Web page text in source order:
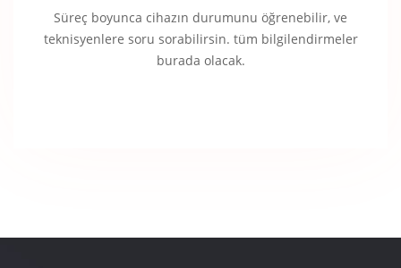
Süreç boyunca cihazın durumunu öğrenebilir, ve
teknisyenlere soru sorabilirsin. tüm bilgilendirmeler
burada olacak.